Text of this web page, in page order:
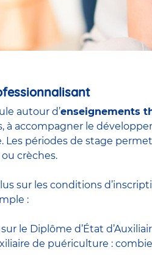
autour d’enseignements
à accompagner le
Les périodes de stage
crèches.
sur les conditions
:
le Diplôme d’État
de puériculture :